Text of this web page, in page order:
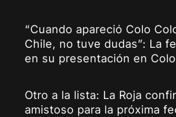
“Cuando apareció Colo
Chile, no tuve dudas”: La
en su presentación en
Otro a la lista: La Roja
amistoso para la próxima